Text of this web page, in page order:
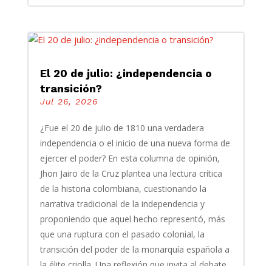
El 20 de julio: ¿independencia o
transición?
Jul 26, 2026
¿Fue el 20 de julio de 1810 una verdadera
independencia o el inicio de una nueva forma de
ejercer el poder? En esta columna de opinión,
Jhon Jairo de la Cruz plantea una lectura crítica
de la historia colombiana, cuestionando la
narrativa tradicional de la independencia y
proponiendo que aquel hecho representó, más
que una ruptura con el pasado colonial, la
transición del poder de la monarquía española a